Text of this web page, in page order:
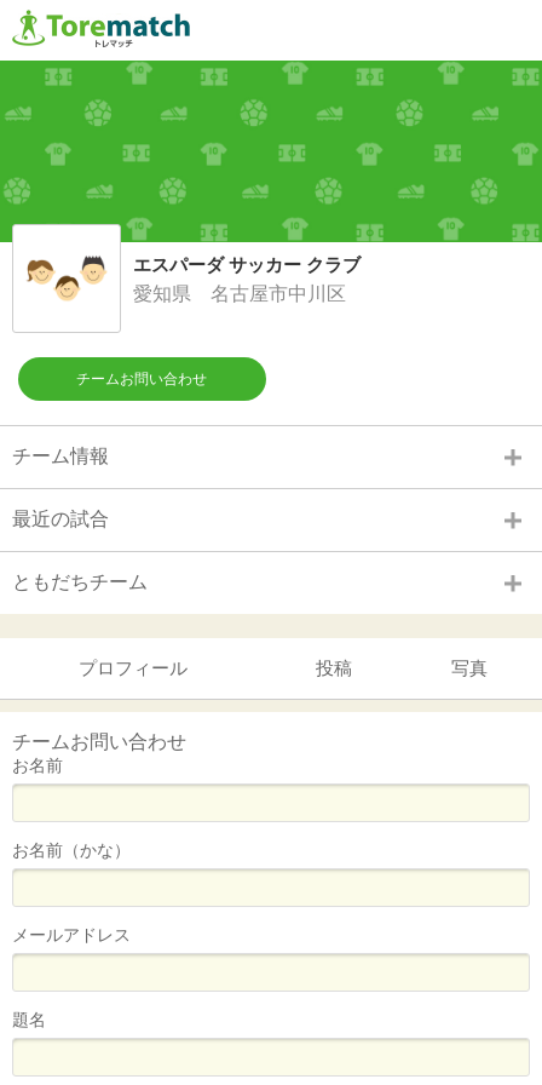
エスパーダ サッカー クラブ
愛知県 名古屋市中川区
チームお問い合わせ
チーム情報
最近の試合
ともだちチーム
プロフィール 投稿 写真
チームお問い合わせ
お名前
お名前（かな）
メールアドレス
題名